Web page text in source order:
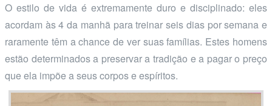
O estilo de vida é extremamente duro e disciplinado: eles
acordam às 4 da manhã para treinar seis dias por semana e
raramente têm a chance de ver suas famílias. Estes homens
estão determinados a preservar a tradição e a pagar o preço
que ela impõe a seus corpos e espíritos.